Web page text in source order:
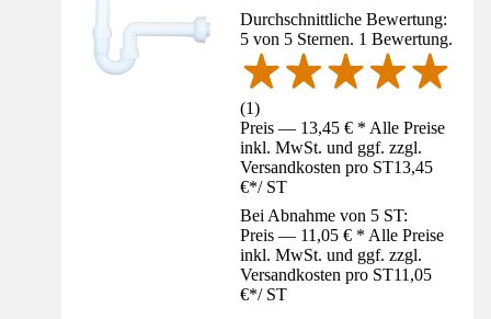
Durchschnittliche Bewertung:
5 von 5 Sternen. 1 Bewertung.
(1)
Preis — 13,45 € * Alle Preise
inkl. MwSt. und ggf. zzgl.
Versandkosten pro ST13,45
€*/ ST
Bei Abnahme von 5 ST:
Preis — 11,05 € * Alle Preise
inkl. MwSt. und ggf. zzgl.
Versandkosten pro ST11,05
€*/ ST